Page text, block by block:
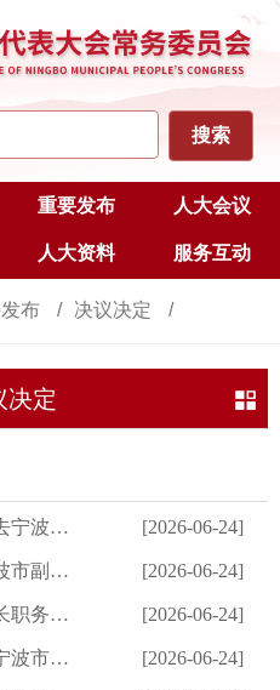
重要发布 人大会议
人大资料 服务互动
布 决议决定
决定
务的决定 [2026-06-24]
的决定 [2026-06-24]
决定 [2026-06-24]
的决定 [2026-06-24]